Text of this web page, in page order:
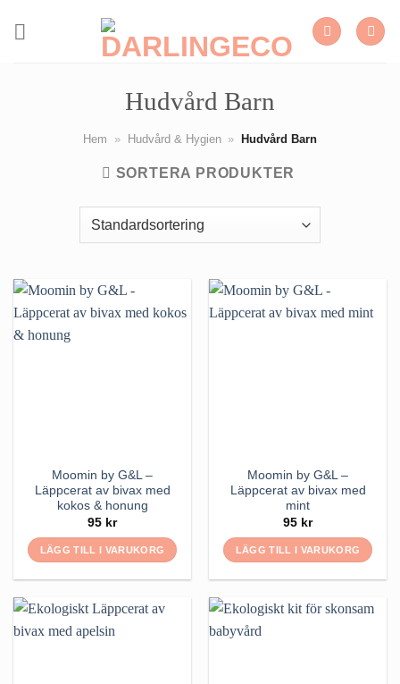
Hudvård Barn
Hem » Hudvård & Hygien » Hudvård Barn
SORTERA PRODUKTER
Moomin by G&L –
Läppcerat av bivax med
kokos & honung
95 kr
LÄGG TILL I VARUKORG
Moomin by G&L –
Läppcerat av bivax med
mint
95 kr
LÄGG TILL I VARUKORG